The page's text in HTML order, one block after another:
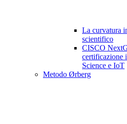
La curvatura
scientifico
CISCO
certificazione
Science e IoT
Metodo Ørberg